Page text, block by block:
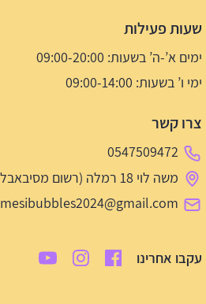
שעות פעילות
ימים א’-ה’ בשעות: 09:00-20:00
ימי ו’ בשעות: 09:00-14:00
צרו קשר
0547509472
משה לוי 18 רמלה (רשום מסיבאבלס על השלט בחנות)
mesibubbles2024@gmail.com
עקבו אחרינו